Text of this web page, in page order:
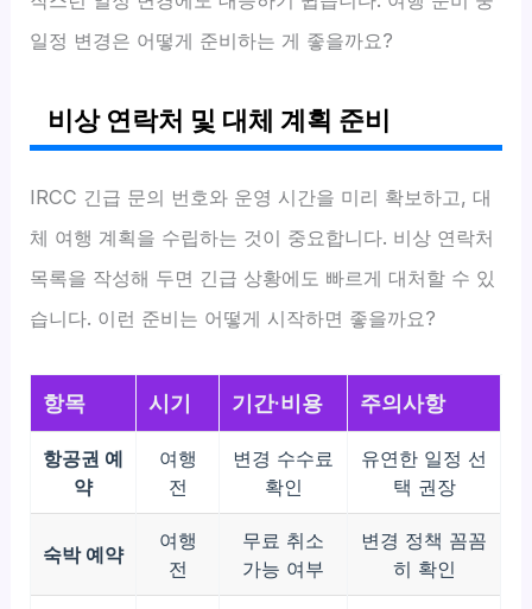
일정 변경은 어떻게 준비하는 게 좋을까요?
비상 연락처 및 대체 계획 준비
IRCC 긴급 문의 번호와 운영 시간을 미리 확보하고, 대
체 여행 계획을 수립하는 것이 중요합니다. 비상 연락처
목록을 작성해 두면 긴급 상황에도 빠르게 대처할 수 있
습니다. 이런 준비는 어떻게 시작하면 좋을까요?
항목 시기 기간·비용 주의사항
항공권 예
약
여행
전
변경 수수료
확인
유연한 일정 선
택 권장
숙박 예약
여행
전
무료 취소
가능 여부
변경 정책 꼼꼼
히 확인